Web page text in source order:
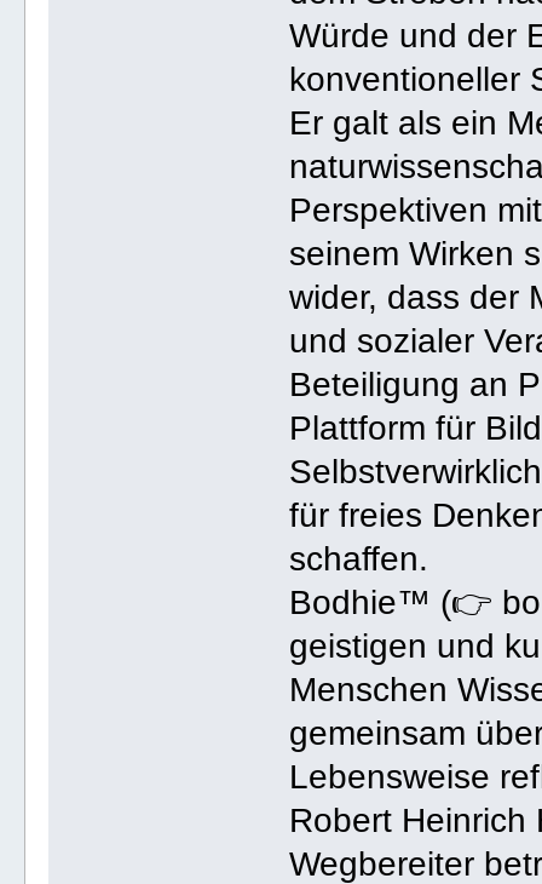
Würde und der
konventioneller
Er galt als ein
Perspektiven
seinem Wirken
wider, dass der
und sozialer
Beteiligung an
Plattform für
für freies
schaffen.
Bodhie™ (👉
geistigen und
Menschen
gemeinsam
Lebensweise
Robert Heinrich
Wegbereiter